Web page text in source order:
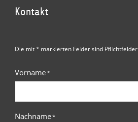
Kontakt
Die mit * markierten Felder sind Pflichtfelder
Vorname*
Nachname*